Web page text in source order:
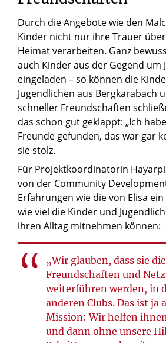
Durch die Angebote wie den
Kinder nicht nur ihre Trauer
Heimat verarbeiten. Ganz
auch Kinder aus der Gegend um
eingeladen – so können die
Jugendlichen aus Bergkarabach
schneller Freundschaften
das schon gut geklappt: „Ich
Freunde gefunden, das war gar
sie stolz.
Für Projektkoordinatorin
von der Community
Erfahrungen wie die von Elisa
wie viel die Kinder und
ihren Alltag mitnehmen können:
„Wir glauben, dass sie
Freundschaften und
weiterführen werden, in
anderen Clubs. Das ist ja
Mission: Wir helfen
und dann ohne unsere